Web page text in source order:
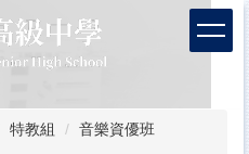
特教組
音樂資優班